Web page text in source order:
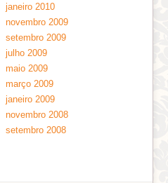
janeiro 2010
novembro 2009
setembro 2009
julho 2009
maio 2009
março 2009
janeiro 2009
novembro 2008
setembro 2008